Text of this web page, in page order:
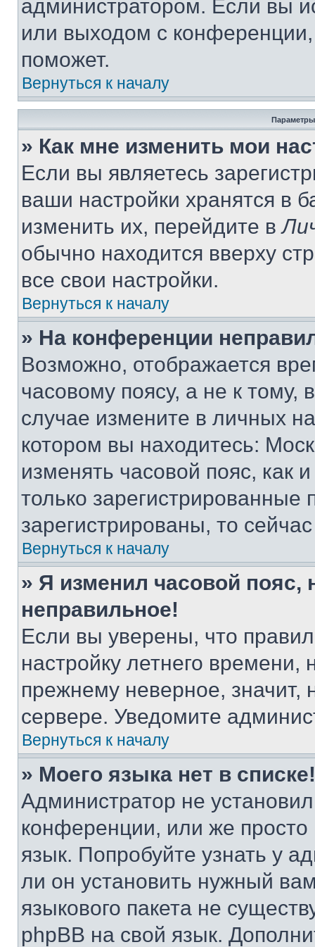
администратором. Если вы
или выходом с
поможет.
Вернуться к началу
Параметры
» Как мне изменить мои
Если вы являетесь
ваши настройки хранятся в
изменить их, перейдите в
обычно находится вверху
все свои настройки.
Вернуться к началу
» На конференции
Возможно, отображается
часовому поясу, а не к тому,
случае измените в личных
котором вы находитесь:
изменять часовой пояс, как
только
зарегистрированы, то
Вернуться к началу
» Я изменил часовой пояс,
неправильное!
Если вы уверены, что
настройку летнего
прежнему неверное, значит,
сервере. Уведомите
Вернуться к началу
» Моего языка нет в списке!
Администратор не
конференции, или же
язык. Попробуйте узнать у
ли он установить нужный
языкового пакета не
phpBB на свой язык.